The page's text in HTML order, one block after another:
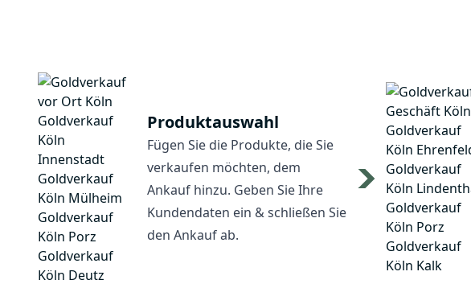
Produktauswahl
Fügen Sie die Produkte, die Sie
verkaufen möchten, dem
Ankauf hinzu. Geben Sie Ihre
Kundendaten ein & schließen Sie
den Ankauf ab.